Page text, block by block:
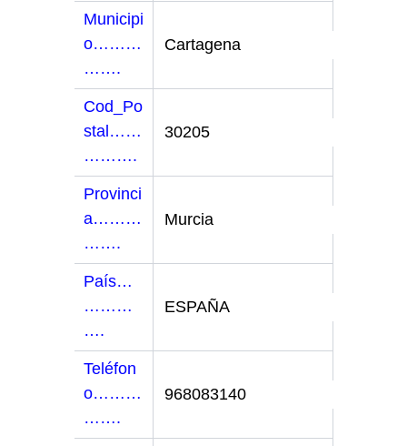
Municipi
o………
…….
Cod_Po
stal……
……….
Provinci
a………
…….
País…
………
….
Teléfon
o………
…….